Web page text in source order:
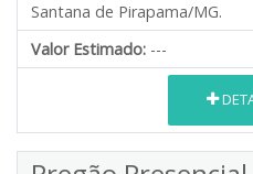
Santana de Pirapama/MG.
Valor Estimado: ---